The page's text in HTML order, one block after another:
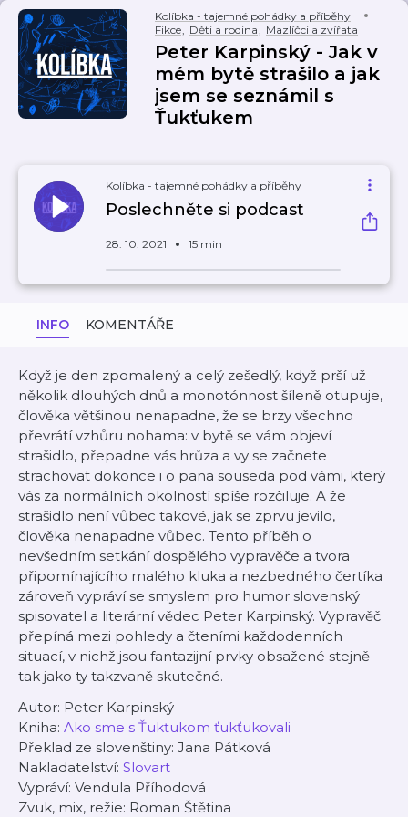
Kolíbka - tajemné pohádky a příběhy
Fikce, Děti a rodina, Mazlíčci a zvířata
Peter Karpinský - Jak v
mém bytě strašilo a jak
jsem se seznámil s
Ťukťukem
Kolíbka - tajemné pohádky a příběhy
Poslechněte si podcast
28. 10. 2021 15 min
INFO KOMENTÁŘE
Když je den zpomalený a celý zešedlý, když prší už
několik dlouhých dnů a monotónnost šíleně otupuje,
člověka většinou nenapadne, že se brzy všechno
převrátí vzhůru nohama: v bytě se vám objeví
strašidlo, přepadne vás hrůza a vy se začnete
strachovat dokonce i o pana souseda pod vámi, který
vás za normálních okolností spíše rozčiluje. A že
strašidlo není vůbec takové, jak se zprvu jevilo,
člověka nenapadne vůbec. Tento příběh o
nevšedním setkání dospělého vypravěče a tvora
připomínajícího malého kluka a nezbedného čertíka
zároveň vypráví se smyslem pro humor slovenský
spisovatel a literární vědec Peter Karpinský. Vypravěč
přepíná mezi pohledy a čteními každodenních
situací, v nichž jsou fantazijní prvky obsažené stejně
tak jako ty takzvaně skutečné.
Autor: Peter Karpinský
Kniha: Ako sme s Ťukťukom ťukťukovali
Překlad ze slovenštiny: Jana Pátková
Nakladatelství: Slovart
Vypráví: Vendula Příhodová
Zvuk, mix, režie: Roman Štětina